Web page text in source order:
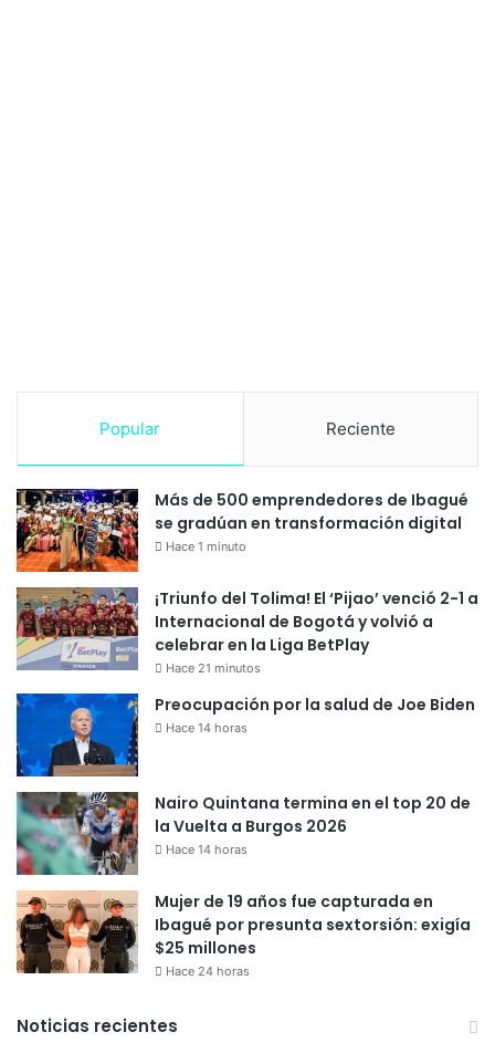
Popular Reciente
Más de 500 emprendedores de Ibagué
se gradúan en transformación digital
Hace 1 minuto
¡Triunfo del Tolima! El ‘Pijao’ venció 2-1 a
Internacional de Bogotá y volvió a
celebrar en la Liga BetPlay
Hace 21 minutos
Preocupación por la salud de Joe Biden
Hace 14 horas
Nairo Quintana termina en el top 20 de
la Vuelta a Burgos 2026
Hace 14 horas
Mujer de 19 años fue capturada en
Ibagué por presunta sextorsión: exigía
$25 millones
Hace 24 horas
Noticias recientes